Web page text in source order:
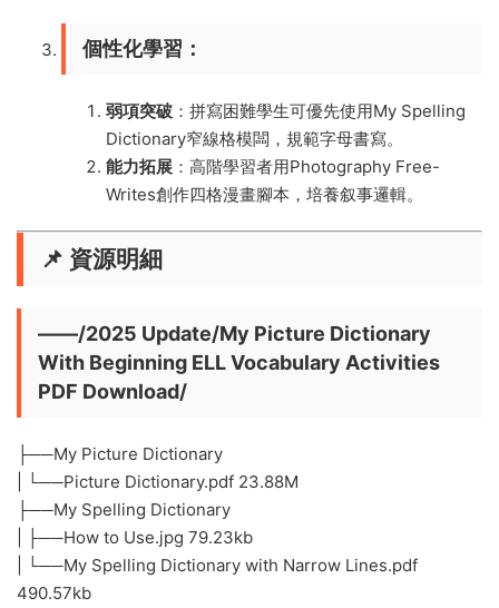
​個性化學習​ ​：
​弱項突破​ ​：拼寫困難學生可優先使用My Spelling
Dictionary窄線格模闆，規範字母書寫。
​能力拓展​ ​：高階學習者用Photography Free-
Writes創作四格漫畫腳本，培養叙事邏輯。
📌 ​ ​資源明細​
——/2025 Update/My Picture Dictionary
With Beginning ELL Vocabulary Activities
PDF Download/
├──My Picture Dictionary
| └──Picture Dictionary.pdf 23.88M
├──My Spelling Dictionary
| ├──How to Use.jpg 79.23kb
| └──My Spelling Dictionary with Narrow Lines.pdf
490.57kb